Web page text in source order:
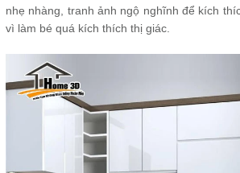
nhẹ nhàng, tranh ảnh ngộ nghĩnh để kích
vì làm bé quá kích thích thị giác.